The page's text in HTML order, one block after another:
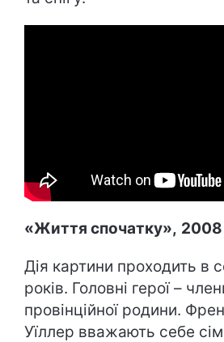
«Життя спочатку», 2008
Дія картини проходить в
років. Головні герої –
провінційної родини.
Уїллер вважають себе